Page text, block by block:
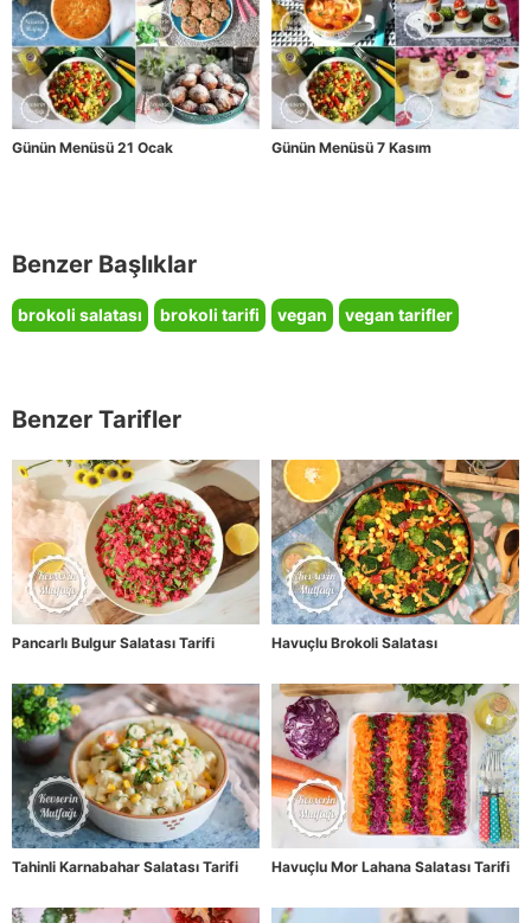
Günün Menüsü 21 Ocak Günün Menüsü 7 Kasım
Benzer Başlıklar
brokoli salatası brokoli tarifi vegan vegan tarifler
Benzer Tarifler
Pancarlı Bulgur Salatası Tarifi Havuçlu Brokoli Salatası
Tahinli Karnabahar Salatası Tarifi Havuçlu Mor Lahana Salatası Tarifi